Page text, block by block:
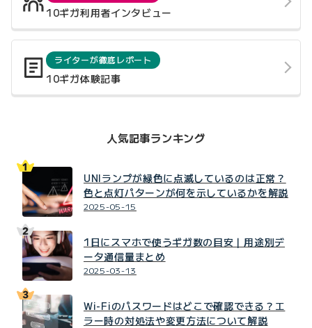
10ギガ利用者インタビュー
ライターが徹底レポート
10ギガ体験記事
人気記事ランキング
UNIランプが緑色に点滅しているのは正常？
色と点灯パターンが何を示しているかを解説
2025-05-15
1日にスマホで使うギガ数の目安｜用途別デ
ータ通信量まとめ
2025-03-13
Wi-Fiのパスワードはどこで確認できる？エ
ラー時の対処法や変更方法について解説